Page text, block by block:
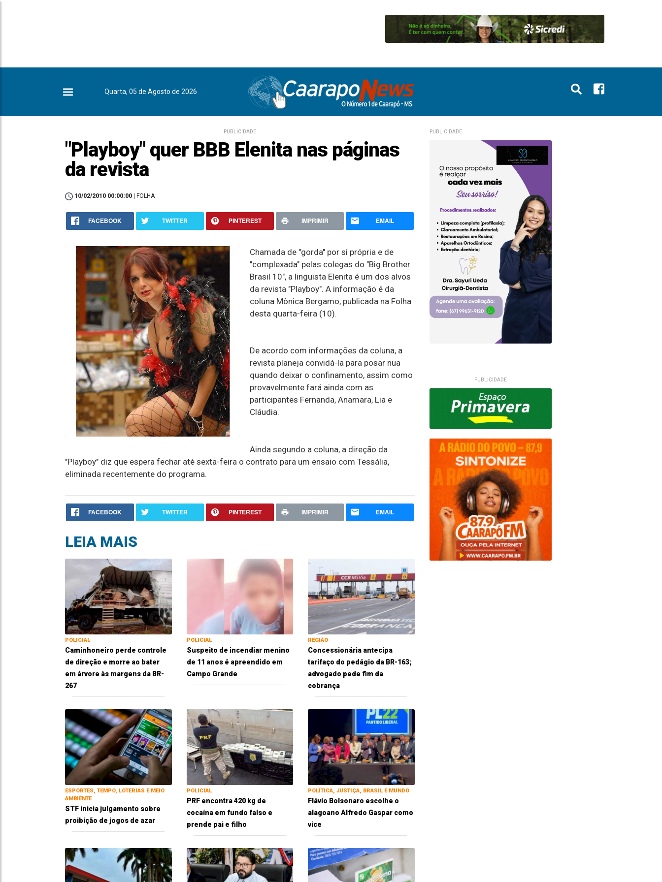
Quarta, 05 de Agosto de 2026
PUBLICIDADE
"Playboy" quer BBB Elenita nas páginas
da revista
10/02/2010 00:00:00 | FOLHA
FACEBOOK TWITTER PINTEREST IMPRIMIR EMAIL
Chamada de "gorda" por si própria e de
"complexada" pelas colegas do "Big Brother
Brasil 10", a linguista Elenita é um dos alvos
da revista "Playboy". A informação é da
coluna Mônica Bergamo, publicada na Folha
desta quarta-feira (10).
De acordo com informações da coluna, a
revista planeja convidá-la para posar nua
quando deixar o confinamento, assim como
provavelmente fará ainda com as
participantes Fernanda, Anamara, Lia e
Cláudia.
Ainda segundo a coluna, a direção da
"Playboy" diz que espera fechar até sexta-feira o contrato para um ensaio com Tessália,
eliminada recentemente do programa.
FACEBOOK TWITTER PINTEREST IMPRIMIR EMAIL
LEIA MAIS
POLICIAL
Caminhoneiro perde controle
de direção e morre ao bater
em árvore às margens da BR-
267
POLICIAL
Suspeito de incendiar menino
de 11 anos é apreendido em
Campo Grande
REGIÃO
Concessionária antecipa
tarifaço do pedágio da BR-163;
advogado pede fim da
cobrança
ESPORTES, TEMPO, LOTERIAS E MEIO
AMBIENTE
STF inicia julgamento sobre
proibição de jogos de azar
POLICIAL
PRF encontra 420 kg de
cocaína em fundo falso e
prende pai e filho
POLÍTICA, JUSTIÇA, BRASIL E MUNDO
Flávio Bolsonaro escolhe o
alagoano Alfredo Gaspar como
vice
PUBLICIDADE
PUBLICIDADE